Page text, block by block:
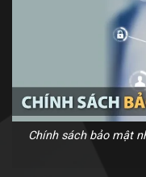
Chính sách bảo mật